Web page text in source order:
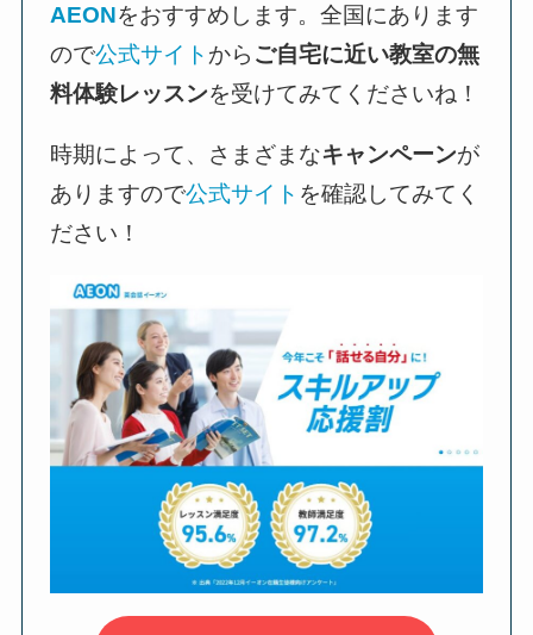
AEONをおすすめします。全国にあります
ので公式サイト から ご自宅に近い教室の無
料体験レッスンを受けてみてくださいね！
時期によって、さまざまなキャンペーンが
ありますので公式サイト を確認してみてく
ださい！